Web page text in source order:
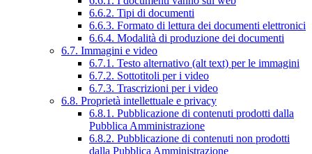
6.6.2. Tipi di documenti
6.6.3. Formato di lettura dei documenti elettronici
6.6.4. Modalità di produzione dei documenti
6.7. Immagini e video
6.7.1. Testo alternativo (alt text) per le immagini
6.7.2. Sottotitoli per i video
6.7.3. Trascrizioni per i video
6.8. Proprietà intellettuale e privacy
6.8.1. Pubblicazione di contenuti prodotti dalla
Pubblica Amministrazione
6.8.2. Pubblicazione di contenuti non prodotti
dalla Pubblica Amministrazione